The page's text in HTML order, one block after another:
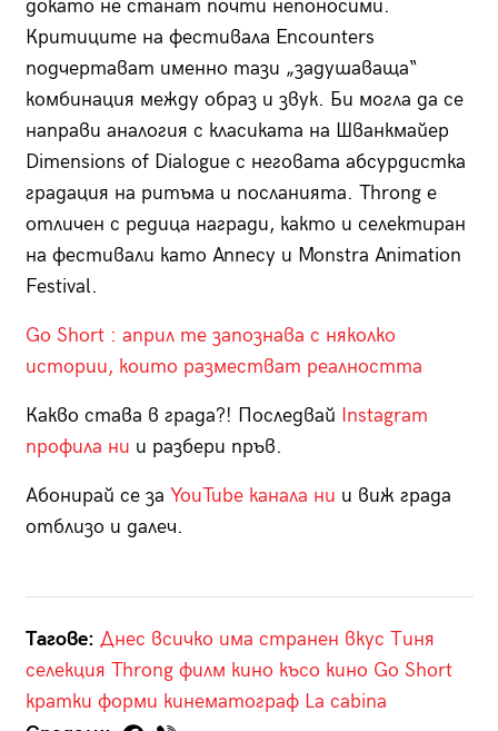
докато не станат почти непоносими.
Критиците на фестивала Encounters
подчертават именно тази „задушаваща“
комбинация между образ и звук. Би могла да се
направи аналогия с класиката на Шванкмайер
Dimensions of Dialogue с неговата абсурдистка
градация на ритъма и посланията. Throng е
отличен с редица награди, както и селектиран
на фестивали като Annecy и Monstra Animation
Festival.
Go Short : април те запознава с няколко
истории, които разместват реалността
Какво става в града?! Последвай Instagram
профила ни и разбери пръв.
Абонирай се за YouTube канала ни и виж града
отблизо и далеч.
Тагове: Днес всичко има странен вкус Тиня
селекция Throng филм кино късо кино Go Short
кратки форми кинематограф La cabina